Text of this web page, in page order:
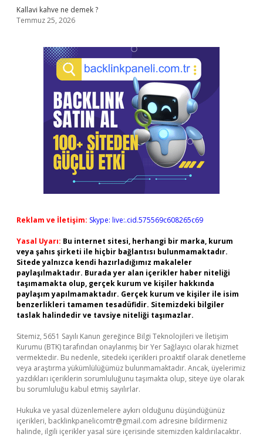
Kallavi kahve ne demek ?
Temmuz 25, 2026
Reklam ve İletişim: Skype: live:.cid.575569c608265c69
Yasal Uyarı: Bu internet sitesi, herhangi bir marka, kurum
veya şahıs şirketi ile hiçbir bağlantısı bulunmamaktadır.
Sitede yalnızca kendi hazırladığımız makaleler
paylaşılmaktadır. Burada yer alan içerikler haber niteliği
taşımamakta olup, gerçek kurum ve kişiler hakkında
paylaşım yapılmamaktadır. Gerçek kurum ve kişiler ile isim
benzerlikleri tamamen tesadüfidir. Sitemizdeki bilgiler
taslak halindedir ve tavsiye niteliği taşımazlar.
Sitemiz, 5651 Sayılı Kanun gereğince Bilgi Teknolojileri ve İletişim
Kurumu (BTK) tarafından onaylanmış bir Yer Sağlayıcı olarak hizmet
vermektedir. Bu nedenle, sitedeki içerikleri proaktif olarak denetleme
veya araştırma yükümlülüğümüz bulunmamaktadır. Ancak, üyelerimiz
yazdıkları içeriklerin sorumluluğunu taşımakta olup, siteye üye olarak
bu sorumluluğu kabul etmiş sayılırlar.
Hukuka ve yasal düzenlemelere aykırı olduğunu düşündüğünüz
içerikleri, backlinkpanelicomtr@gmail.com adresine bildirmeniz
halinde, ilgili içerikler yasal süre içerisinde sitemizden kaldırılacaktır.